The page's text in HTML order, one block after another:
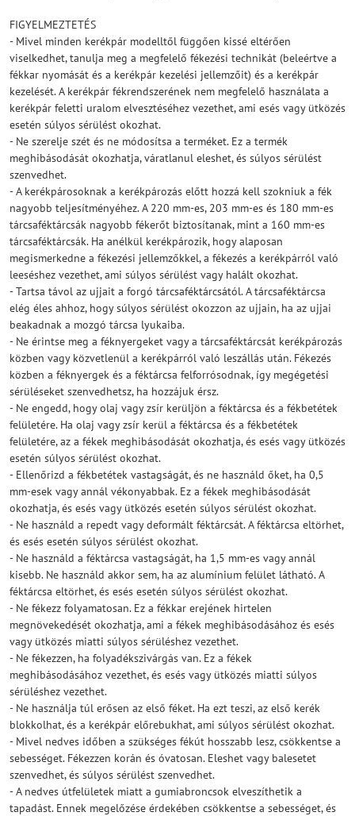
FIGYELMEZTETÉS
- Mivel minden kerékpár modelltől függően kissé eltérően
viselkedhet, tanulja meg a megfelelő fékezési technikát (beleértve a
fékkar nyomását és a kerékpár kezelési jellemzőit) és a kerékpár
kezelését. A kerékpár fékrendszerének nem megfelelő használata a
kerékpár feletti uralom elvesztéséhez vezethet, ami esés vagy ütközés
esetén súlyos sérülést okozhat.
- Ne szerelje szét és ne módosítsa a terméket. Ez a termék
meghibásodását okozhatja, váratlanul eleshet, és súlyos sérülést
szenvedhet.
- A kerékpárosoknak a kerékpározás előtt hozzá kell szokniuk a fék
nagyobb teljesítményéhez. A 220 mm-es, 203 mm-es és 180 mm-es
tárcsaféktárcsák nagyobb fékerőt biztosítanak, mint a 160 mm-es
tárcsaféktárcsák. Ha anélkül kerékpározik, hogy alaposan
megismerkedne a fékezési jellemzőkkel, a fékezés a kerékpárról való
leeséshez vezethet, ami súlyos sérülést vagy halált okozhat.
- Tartsa távol az ujjait a forgó tárcsaféktárcsától. A tárcsaféktárcsa
elég éles ahhoz, hogy súlyos sérülést okozzon az ujjain, ha az ujjai
beakadnak a mozgó tárcsa lyukaiba.
- Ne érintse meg a féknyergeket vagy a tárcsaféktárcsát kerékpározás
közben vagy közvetlenül a kerékpárról való leszállás után. Fékezés
közben a féknyergek és a féktárcsa felforrósodnak, így megégetési
sérüléseket szenvedhetsz, ha hozzájuk érsz.
- Ne engedd, hogy olaj vagy zsír kerüljön a féktárcsa és a fékbetétek
felületére. Ha olaj vagy zsír kerül a féktárcsa és a fékbetétek
felületére, az a fékek meghibásodását okozhatja, és esés vagy ütközés
esetén súlyos sérülést okozhat.
- Ellenőrizd a fékbetétek vastagságát, és ne használd őket, ha 0,5
mm-esek vagy annál vékonyabbak. Ez a fékek meghibásodását
okozhatja, és esés vagy ütközés esetén súlyos sérülést okozhat.
- Ne használd a repedt vagy deformált féktárcsát. A féktárcsa eltörhet,
és esés esetén súlyos sérülést okozhat.
- Ne használd a féktárcsa vastagságát, ha 1,5 mm-es vagy annál
kisebb. Ne használd akkor sem, ha az alumínium felület látható. A
féktárcsa eltörhet, és esés esetén súlyos sérülést okozhat.
- Ne fékezz folyamatosan. Ez a fékkar erejének hirtelen
megnövekedését okozhatja, ami a fékek meghibásodásához és esés
vagy ütközés miatti súlyos sérüléshez vezethet.
- Ne fékezzen, ha folyadékszivárgás van. Ez a fékek
meghibásodásához vezethet, és esés vagy ütközés miatti súlyos
sérüléshez vezethet.
- Ne használja túl erősen az első féket. Ha ezt teszi, az első kerék
blokkolhat, és a kerékpár előrebukhat, ami súlyos sérülést okozhat.
- Mivel nedves időben a szükséges fékút hosszabb lesz, csökkentse a
sebességet. Fékezzen korán és óvatosan. Eleshet vagy balesetet
szenvedhet, és súlyos sérülést szenvedhet.
- A nedves útfelületek miatt a gumiabroncsok elveszíthetik a
tapadást. Ennek megelőzése érdekében csökkentse a sebességet, és